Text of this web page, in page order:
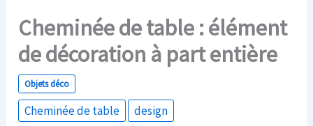
Cheminée de table : élément
de décoration à part entière
Objets déco
Cheminée de table design